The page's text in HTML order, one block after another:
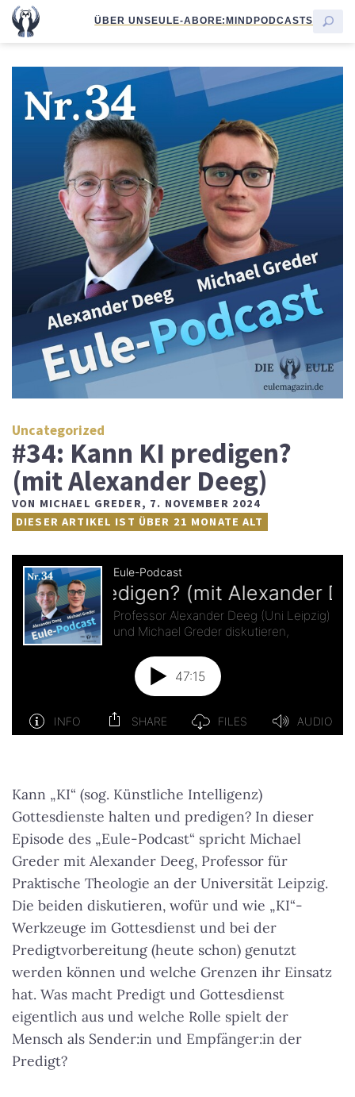
ÜBER UNSEULE-ABORE:MINDPODCASTS
Uncategorized
#34: Kann KI predigen?
(mit Alexander Deeg)
VON MICHAEL GREDER, 7. NOVEMBER 2024
DIESER ARTIKEL IST ÜBER 21 MONATE ALT
Kann „KI“ (sog. Künstliche Intelligenz)
Gottesdienste halten und predigen? In dieser
Episode des „Eule-Podcast“ spricht Michael
Greder mit Alexander Deeg, Professor für
Praktische Theologie an der Universität Leipzig.
Die beiden diskutieren, wofür und wie „KI“-
Werkzeuge im Gottesdienst und bei der
Predigtvorbereitung (heute schon) genutzt
werden können und welche Grenzen ihr Einsatz
hat. Was macht Predigt und Gottesdienst
eigentlich aus und welche Rolle spielt der
Mensch als Sender:in und Empfänger:in der
Predigt?